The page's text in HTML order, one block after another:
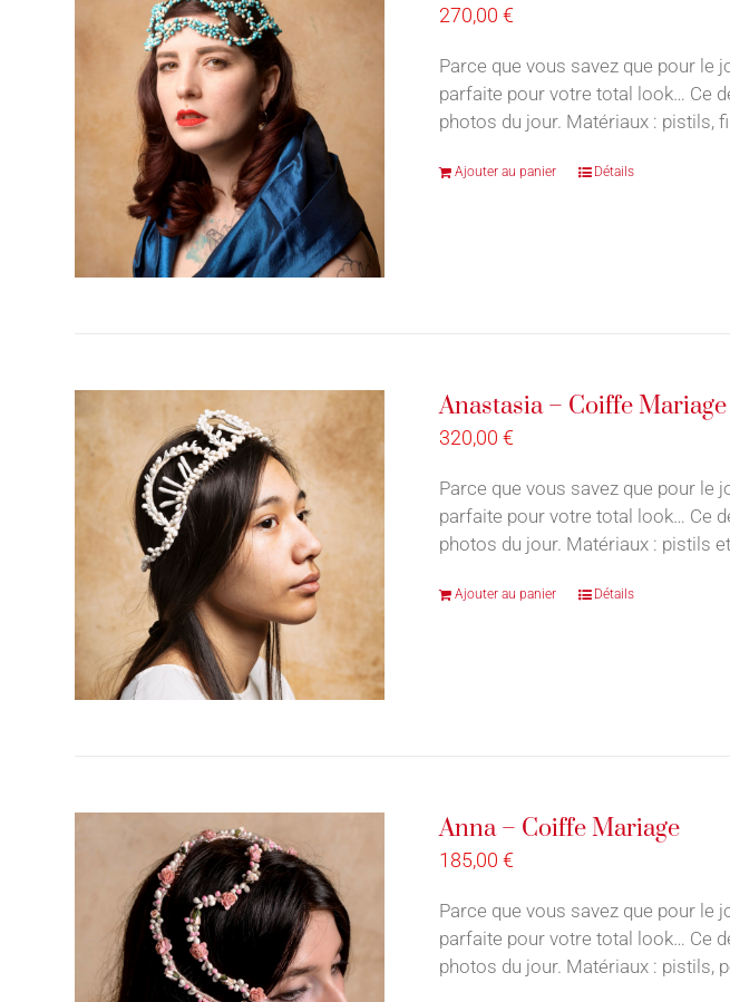
270,00 €
Parce que vous savez que pour le
parfaite pour votre total look… Ce
photos du jour. Matériaux : pistils,
Ajouter au panier Détails
Anastasia – Coiffe Mariage
320,00 €
Parce que vous savez que pour le
parfaite pour votre total look… Ce
photos du jour. Matériaux : pistils
Ajouter au panier Détails
Anna – Coiffe Mariage
185,00 €
Parce que vous savez que pour le
parfaite pour votre total look… Ce
photos du jour. Matériaux : pistils,